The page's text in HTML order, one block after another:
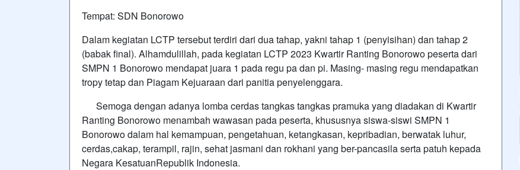
Tempat: SDN Bonorowo
Dalam kegiatan LCTP tersebut terdiri dari dua tahap, yakni tahap 1 (penyisihan) dan tahap 2
(babak final). Alhamdulillah, pada kegiatan LCTP 2023 Kwartir Ranting Bonorowo peserta dari
SMPN 1 Bonorowo mendapat juara 1 pada regu pa dan pi. Masing- masing regu mendapatkan
tropy tetap dan Piagam Kejuaraan dari panitia penyelenggara.
Semoga dengan adanya lomba cerdas tangkas tangkas pramuka yang diadakan di Kwartir
Ranting Bonorowo menambah wawasan pada peserta, khususnya siswa-siswi SMPN 1
Bonorowo dalam hal kemampuan, pengetahuan, ketangkasan, kepribadian, berwatak luhur,
cerdas,cakap, terampil, rajin, sehat jasmani dan rokhani yang ber-pancasila serta patuh kepada
Negara KesatuanRepublik Indonesia.